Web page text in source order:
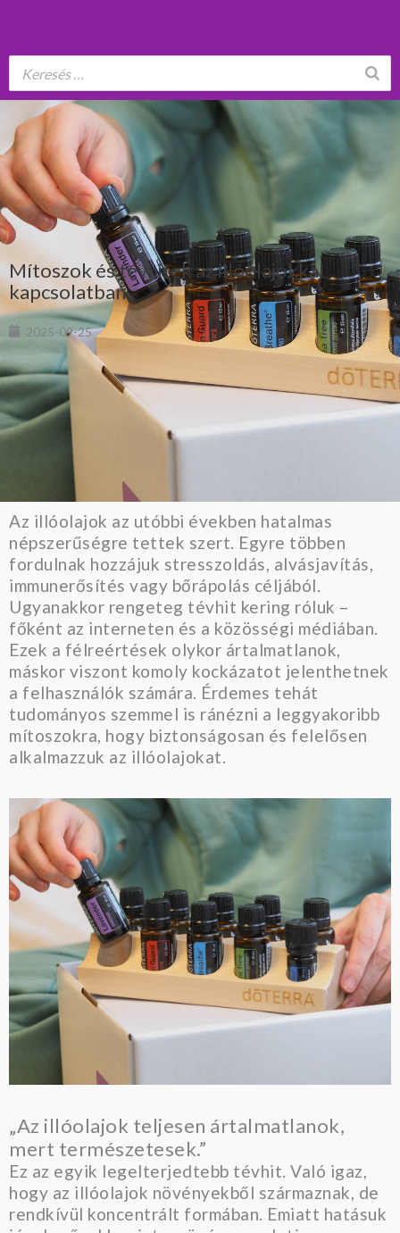
Mítoszok és tévhitek az illóolajokkal
kapcsolatban
2025-09-25
Az illóolajok az utóbbi években hatalmas
népszerűségre tettek szert. Egyre többen
fordulnak hozzájuk stresszoldás, alvásjavítás,
immunerősítés vagy bőrápolás céljából.
Ugyanakkor rengeteg tévhit kering róluk –
főként az interneten és a közösségi médiában.
Ezek a félreértések olykor ártalmatlanok,
máskor viszont komoly kockázatot jelenthetnek
a felhasználók számára. Érdemes tehát
tudományos szemmel is ránézni a leggyakoribb
mítoszokra, hogy biztonságosan és felelősen
alkalmazzuk az illóolajokat.
„Az illóolajok teljesen ártalmatlanok,
mert természetesek.”
Ez az egyik legelterjedtebb tévhit. Való igaz,
hogy az illóolajok növényekből származnak, de
rendkívül koncentrált formában. Emiatt hatásuk